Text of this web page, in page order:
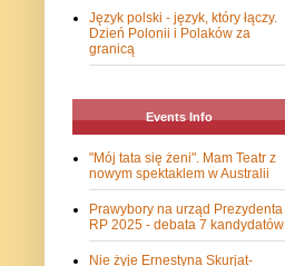
Język polski - język, który łączy.
Dzień Polonii i Polaków za
granicą
Events Info
"Mój tata się żeni". Mam Teatr z
nowym spektaklem w Australii
Prawybory na urząd Prezydenta
RP 2025 - debata 7 kandydatów
Nie żyje Ernestyna Skurjat-